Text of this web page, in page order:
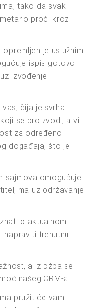
tako da svaki
proći kroz
je uslužnim
ispis gotovo
izvođenje
čija je svrha
se proizvodi, a vi
za određeno
događaja, što je
sajmova omogućuje
uz održavanje
o aktualnom
napraviti trenutnu
a izložba se
našeg CRM-a.
pružit će vam